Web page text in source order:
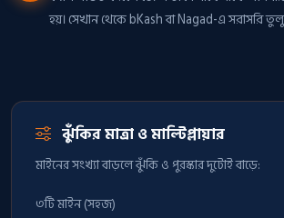
হয়। সেখান থেকে bKash বা Nagad-এ সরাসরি
ঝুঁকির মাত্রা ও মাল্টিপ্লায়ার
মাইনের সংখ্যা বাড়লে ঝুঁকি ও পুরস্কার দুটোই বাড়ে:
৩টি মাইন (সহজ)